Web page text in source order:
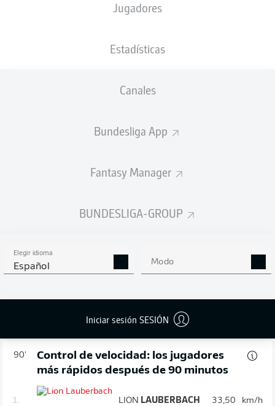
Jugadores
Estadísticas
Canales
Bundesliga App
Fantasy Manager
BUNDESLIGA-GROUP
Elegir idioma
Español Modo
Iniciar sesión SESIÓN
M. Petersen
FINAL
90'
Control de velocidad: los jugadores
más rápidos después de 90 minutos
1. LION LAUBERBACH 33,50 km/h